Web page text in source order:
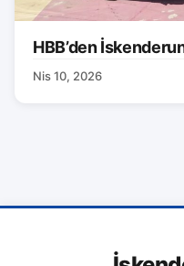
HBB’den
Nis 10, 2026